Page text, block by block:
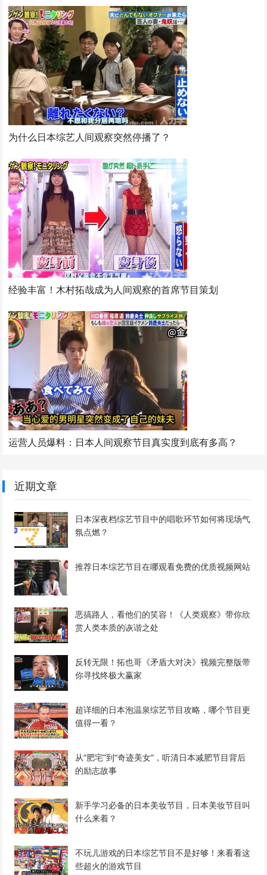
为什么日本综艺人间观察突然停播了？
经验丰富！木村拓哉成为人间观察的首席节目策划
运营人员爆料：日本人间观察节目真实度到底有多高？
近期文章
日本深夜档综艺节目中的唱歌环节如何将现场气
氛点燃？
推荐日本综艺节目在哪观看免费的优质视频网站
恶搞路人，看他们的笑容！《人类观察》带你欣
赏人类本质的诙谐之处
反转无限！拓也哥《矛盾大对决》视频完整版带
你寻找终极大赢家
超详细的日本泡温泉综艺节目攻略，哪个节目更
值得一看？
从“肥宅”到“奇迹美女”，听清日本减肥节目背后
的励志故事
新手学习必备的日本美妆节目，日本美妆节目叫
什么来着？
不玩儿游戏的日本综艺节目不是好够！来看看这
些超火的游戏节目